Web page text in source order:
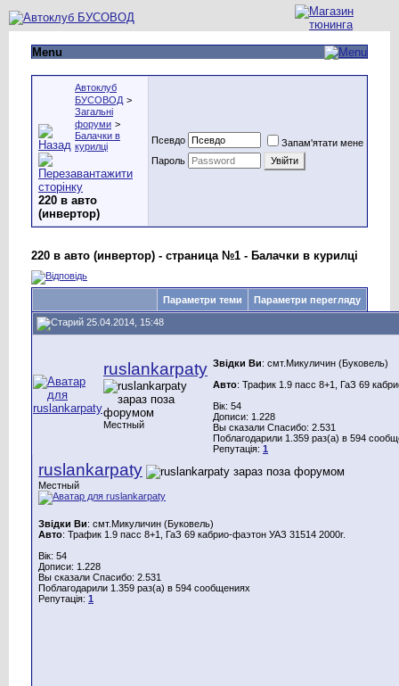
Menu
Автоклуб
БУСОВОД >
Загальні
форуми >
Балачки в
курилці
220 в авто
(инвертор)
Псевдо
Запам'ятати мене
Пароль
220 в авто (инвертор) - страница №1 - Балачки в курилці
Параметри теми Параметри перегляду
25.04.2014, 15:48
ruslankarpaty
Местный
Звідки Ви: смт.Микуличин (Буковель)
Авто: Трафик 1.9 пасс 8+1, ГаЗ 69
Вік: 54
Дописи: 1.228
Вы сказали Спасибо: 2.531
Поблагодарили 1.359 раз(а) в 594
Репутація: 1
ruslankarpaty
Местный
Звідки Ви: смт.Микуличин (Буковель)
Авто: Трафик 1.9 пасс 8+1, ГаЗ 69 кабрио-фаэтон УАЗ 31514 2000г.
Вік: 54
Дописи: 1.228
Вы сказали Спасибо: 2.531
Поблагодарили 1.359 раз(а) в 594 сообщениях
Репутація: 1